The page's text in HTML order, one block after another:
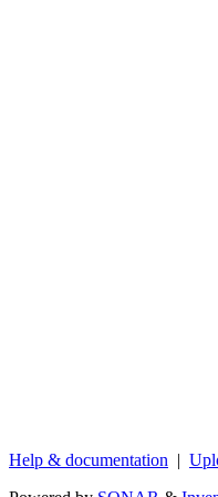
Help & documentation |